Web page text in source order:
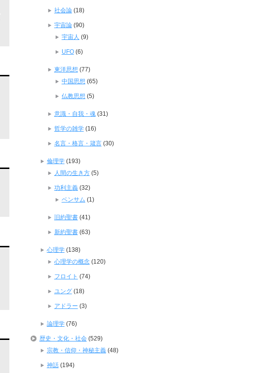
社会論(18)
宇宙論(90)
宇宙人 (9)
UFO(6)
東洋思想 (77)
中国思想 (65)
仏教思想 (5)
意識・自我・魂(31)
哲学の雑学(16)
名言・格言・箴言(30)
倫理学(193)
人間の生き方(5)
功利主義(32)
ベンサム (1)
旧約聖書(41)
新約聖書(63)
心理学(138)
心理学の概念(120)
フロイト (74)
ユング(18)
アドラー (3)
論理学(76)
歴史・文化・社会(529)
宗教・信仰・神秘主義(48)
神話(194)